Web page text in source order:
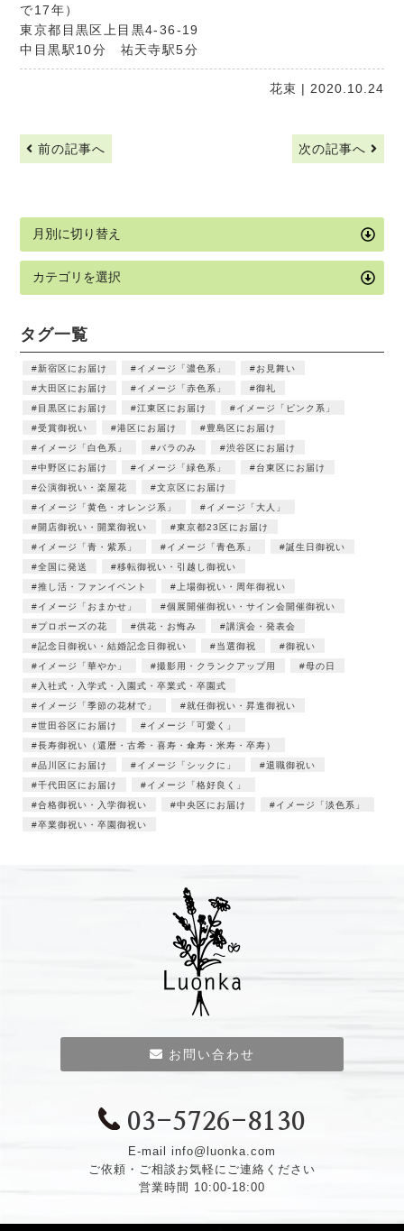
で17年）
東京都目黒区上目黒4-36-19
中目黒駅10分 祐天寺駅5分
花束 | 2020.10.24
前の記事へ 次の記事へ
タグ一覧
新宿区にお届け イメージ「濃色系」
お見舞い
大田区にお届け
イメージ「赤色系」
御礼
目黒区にお届け
江東区にお届け
イメージ「ピンク系」
受賞御祝い
港区にお届け
豊島区にお届け
イメージ「白色系」
バラのみ
渋谷区にお届け
中野区にお届け
イメージ「緑色系」
台東区にお届け
公演御祝い・楽屋花
文京区にお届け
イメージ「黄色・オレンジ系」
イメージ「大人」
開店御祝い・開業御祝い
東京都23区にお届け
イメージ「青・紫系」
イメージ「青色系」
誕生日御祝い
全国に発送
移転御祝い・引越し御祝い
推し活・ファンイベント
上場御祝い・周年御祝い
イメージ「おまかせ」
個展開催御祝い・サイン会開催御祝い
プロポーズの花
供花・お悔み
講演会・発表会
記念日御祝い・結婚記念日御祝い
当選御祝
御祝い
イメージ「華やか」
撮影用・クランクアップ用
母の日
入社式・入学式・入園式・卒業式・卒園式
イメージ「季節の花材で」
就任御祝い・昇進御祝い
世田谷区にお届け
イメージ「可愛く」
長寿御祝い（還暦・古希・喜寿・傘寿・米寿・卒寿）
品川区にお届け
イメージ「シックに」
退職御祝い
千代田区にお届け
イメージ「格好良く」
合格御祝い・入学御祝い
中央区にお届け
イメージ「淡色系」
卒業御祝い・卒園御祝い
お問い合わせ
03-5726-8130
E-mail info@luonka.com
ご依頼・ご相談お気軽にご連絡ください
営業時間 10:00-18:00